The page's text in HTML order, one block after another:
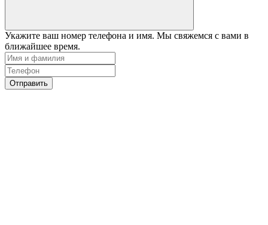
Укажите ваш номер телефона и имя. Мы свяжемся с вами в
ближайшее время.
Отправить